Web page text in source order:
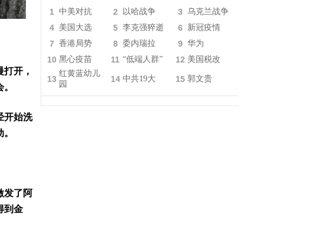
开，
开始洗
发了阿
到金
1 中美对抗 2 以哈战争 3 乌克兰战争
4 美国大选 5 李克强猝逝 6 新冠疫情
7 香港局势 8 委内瑞拉 9 华为
10 黑心疫苗 11 “低端人群” 12 美国税改
13
红黄蓝幼儿
园
14 中共19大 15 郭文贵